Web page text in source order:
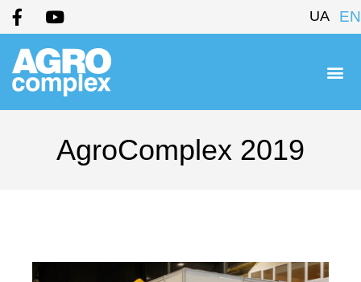
UA EN
AgroComplex 2019